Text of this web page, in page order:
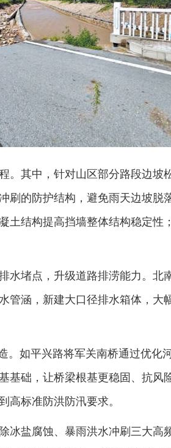
。其中，针对山区部分路段边坡
刷的防护结构，避免雨天边坡脱
土结构提高挡墙整体结构稳定性
水堵点，升级道路排涝能力。北
管涵，新建大口径排水箱体，大
。如平兴路将军关南桥通过优化
基础，让桥梁根基更稳固、抗风
高标准防洪防汛要求。
冰盐腐蚀、暴雨洪水冲刷三大高